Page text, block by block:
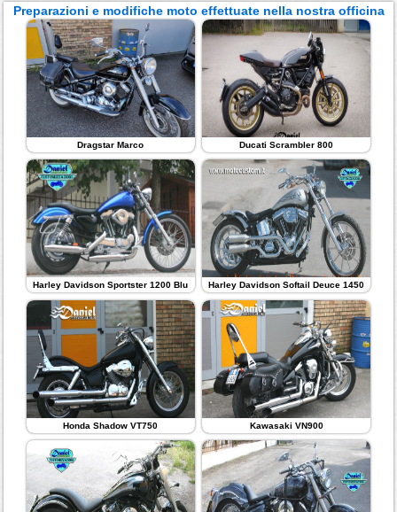
Preparazioni e modifiche moto effettuate nella nostra officina
Dragstar Marco Ducati Scrambler 800
Harley Davidson Sportster 1200 Blu Harley Davidson Softail Deuce 1450
Honda Shadow VT750 Kawasaki VN900